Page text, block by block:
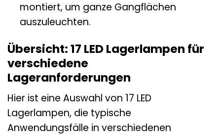
montiert, um ganze Gangflächen
auszuleuchten.
Übersicht: 17 LED Lagerlampen für
verschiedene
Lageranforderungen
Hier ist eine Auswahl von 17 LED
Lagerlampen, die typische
Anwendungsfälle in verschiedenen